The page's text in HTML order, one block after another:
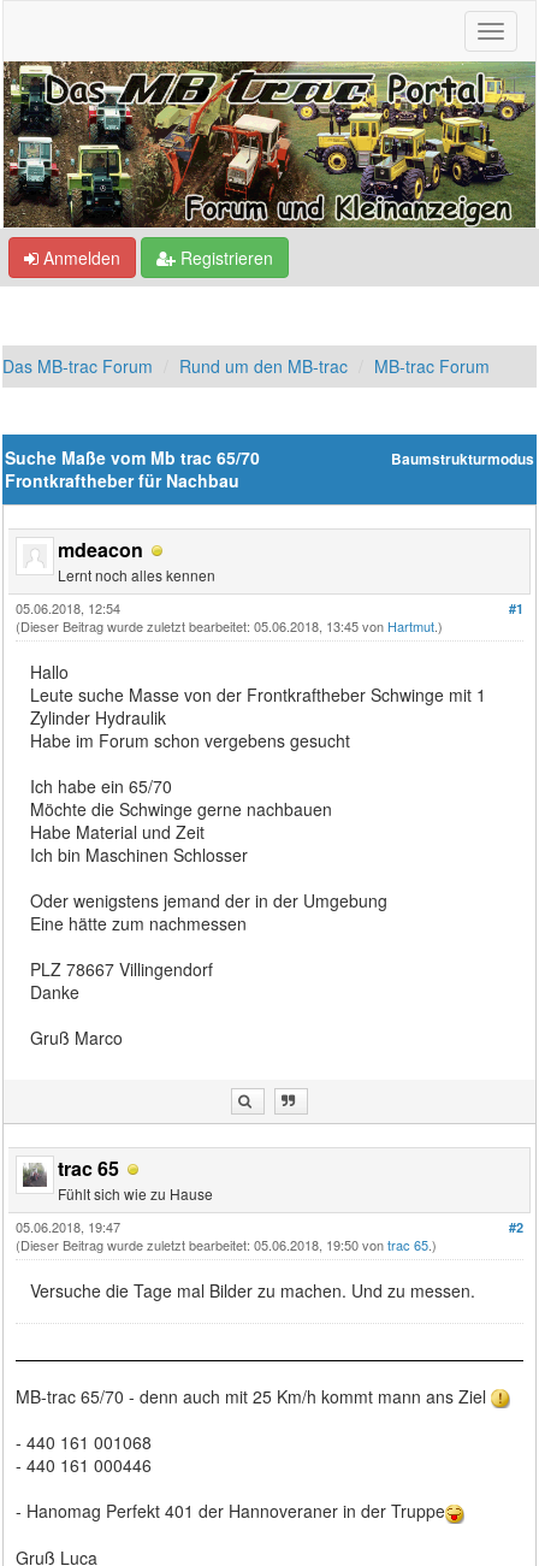
Anmelden Registrieren
Das MB-trac Forum Rund um den MB-trac MB-trac Forum
Baumstrukturmodus
Suche Maße vom Mb trac 65/70
Frontkraftheber für Nachbau
mdeacon
Lernt noch alles kennen
#1
05.06.2018, 12:54
(Dieser Beitrag wurde zuletzt bearbeitet: 05.06.2018, 13:45 von Hartmut.)
Hallo
Leute suche Masse von der Frontkraftheber Schwinge mit 1
Zylinder Hydraulik
Habe im Forum schon vergebens gesucht
Ich habe ein 65/70
Möchte die Schwinge gerne nachbauen
Habe Material und Zeit
Ich bin Maschinen Schlosser
Oder wenigstens jemand der in der Umgebung
Eine hätte zum nachmessen
PLZ 78667 Villingendorf
Danke
Gruß Marco
trac 65
Fühlt sich wie zu Hause
#2
05.06.2018, 19:47
(Dieser Beitrag wurde zuletzt bearbeitet: 05.06.2018, 19:50 vontrac 65.)
Versuche die Tage mal Bilder zu machen. Und zu messen.
MB-trac 65/70 - denn auch mit 25 Km/h kommt mann ans Ziel
- 440 161 001068
- 440 161 000446
- Hanomag Perfekt 401 der Hannoveraner in der Truppe
Gruß Luca